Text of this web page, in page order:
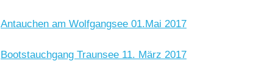
Antauchen am Wolfgangsee 01.Mai 2017
Bootstauchgang Traunsee 11. März 2017